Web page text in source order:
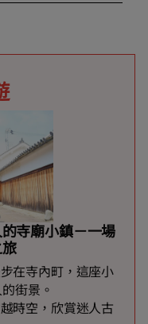
寺廟小鎮－一場
在寺內町，這座小
街景。
時空，欣賞迷人古